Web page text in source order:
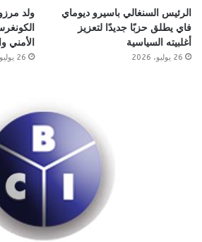
الرئيس السنغالي باسيرو ديوماي
فاي يطلق حزبًا جديدًا لتعزيز
أغلبيته السياسية
26 يوليو، 2026
ولد
الأمني
26 يوليو، 2026